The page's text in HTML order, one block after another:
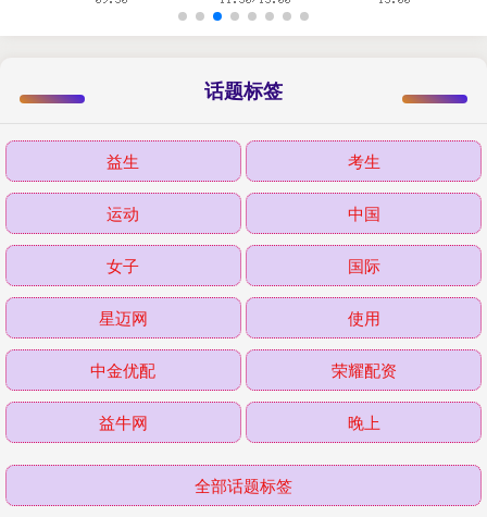
话题标签
益生 考生
运动 中国
女子 国际
星迈网 使用
中金优配 荣耀配资
益牛网 晚上
全部话题标签